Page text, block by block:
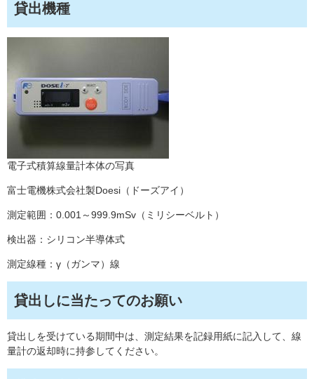
貸出機種
電子式積算線量計本体の写真
富士電機株式会社製Doesi（ドーズアイ）
測定範囲：0.001～999.9mSv（ミリシーベルト）
検出器：シリコン半導体式
測定線種：γ（ガンマ）線
貸出しに当たってのお願い
貸出しを受けている期間中は、測定結果を記録用紙に記入して、線
量計の返却時に持参してください。